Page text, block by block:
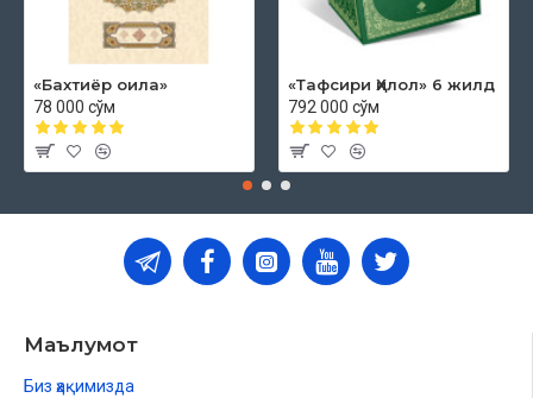
«Бахтиёр оила»
78 000 сўм
«Тафсири Ҳилол» 6 жилд
792 000 сўм
Маълумот
Биз ҳақимизда